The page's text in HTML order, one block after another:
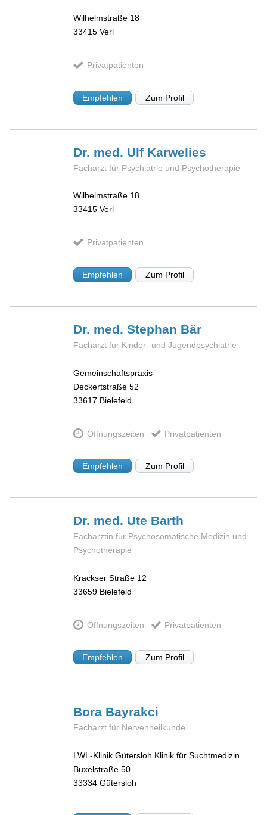
Wilhelmstraße 18
33415 Verl
Privatpatienten
Empfehlen Zum Profil
Dr. med. Ulf Karwelies
Facharzt für Psychiatrie und Psychotherapie
Wilhelmstraße 18
33415 Verl
Privatpatienten
Empfehlen Zum Profil
Dr. med. Stephan Bär
Facharzt für Kinder- und Jugendpsychiatrie
Gemeinschaftspraxis
Deckertstraße 52
33617 Bielefeld
Öffnungszeiten Privatpatienten
Empfehlen Zum Profil
Dr. med. Ute Barth
Fachärztin für Psychosomatische Medizin und
Psychotherapie
Krackser Straße 12
33659 Bielefeld
Öffnungszeiten Privatpatienten
Empfehlen Zum Profil
Bora Bayrakci
Facharzt für Nervenheilkunde
LWL-Klinik Gütersloh Klinik für Suchtmedizin
Buxelstraße 50
33334 Gütersloh